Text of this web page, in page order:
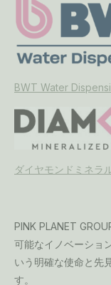
BWT Water
ダイヤモンドミネラ
PINK PLANET
可能なイノベーショ
いう明確な使命と先
す。